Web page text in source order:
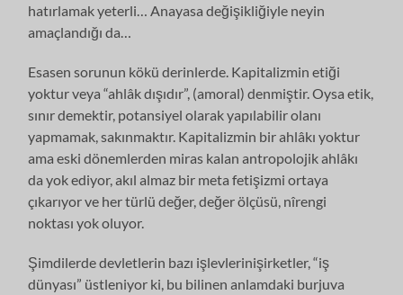
hatırlamak yeterli… Anayasa değişikliğiyle neyin
amaçlandığı da…
Esasen sorunun kökü derinlerde. Kapitalizmin etiği
yoktur veya “ahlâk dışıdır”, (amoral) denmiştir. Oysa etik,
sınır demektir, potansiyel olarak yapılabilir olanı
yapmamak, sakınmaktır. Kapitalizmin bir ahlâkı yoktur
ama eski dönemlerden miras kalan antropolojik ahlâkı
da yok ediyor, akıl almaz bir meta fetişizmi ortaya
çıkarıyor ve her türlü değer, değer ölçüsü, nîrengi
noktası yok oluyor.
Şimdilerde devletlerin bazı işlevlerinişirketler, “iş
dünyası” üstleniyor ki, bu bilinen anlamdaki burjuva